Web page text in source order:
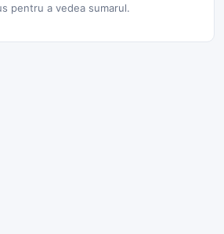
pentru a vedea sumarul.